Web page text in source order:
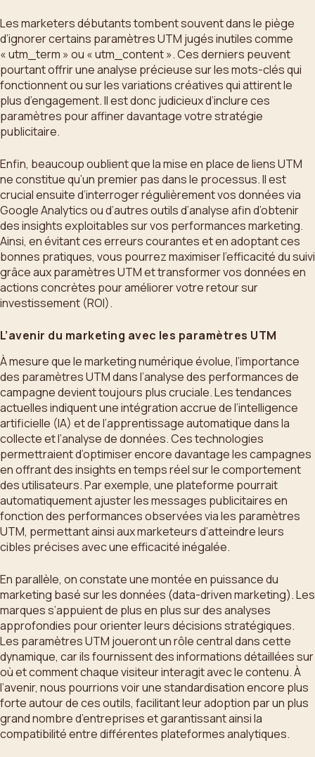
Les marketers débutants tombent souvent dans le piège
d’ignorer certains paramètres UTM jugés inutiles comme
« utm_term » ou « utm_content ». Ces derniers peuvent
pourtant offrir une analyse précieuse sur les mots-clés qui
fonctionnent ou sur les variations créatives qui attirent le
plus d’engagement. Il est donc judicieux d’inclure ces
paramètres pour affiner davantage votre stratégie
publicitaire.
Enfin, beaucoup oublient que la mise en place de liens UTM
ne constitue qu’un premier pas dans le processus. Il est
crucial ensuite d’interroger régulièrement vos données via
Google Analytics ou d’autres outils d’analyse afin d’obtenir
des insights exploitables sur vos performances marketing.
Ainsi, en évitant ces erreurs courantes et en adoptant ces
bonnes pratiques, vous pourrez maximiser l’efficacité du suivi
grâce aux paramètres UTM et transformer vos données en
actions concrètes pour améliorer votre retour sur
investissement (ROI).
L’avenir du marketing avec les paramètres UTM
À mesure que le marketing numérique évolue, l’importance
des paramètres UTM dans l’analyse des performances de
campagne devient toujours plus cruciale. Les tendances
actuelles indiquent une intégration accrue de l’intelligence
artificielle (IA) et de l’apprentissage automatique dans la
collecte et l’analyse de données. Ces technologies
permettraient d’optimiser encore davantage les campagnes
en offrant des insights en temps réel sur le comportement
des utilisateurs. Par exemple, une plateforme pourrait
automatiquement ajuster les messages publicitaires en
fonction des performances observées via les paramètres
UTM, permettant ainsi aux marketeurs d’atteindre leurs
cibles précises avec une efficacité inégalée.
En parallèle, on constate une montée en puissance du
marketing basé sur les données (data-driven marketing). Les
marques s’appuient de plus en plus sur des analyses
approfondies pour orienter leurs décisions stratégiques.
Les paramètres UTM joueront un rôle central dans cette
dynamique, car ils fournissent des informations détaillées sur
où et comment chaque visiteur interagit avec le contenu. À
l’avenir, nous pourrions voir une standardisation encore plus
forte autour de ces outils, facilitant leur adoption par un plus
grand nombre d’entreprises et garantissant ainsi la
compatibilité entre différentes plateformes analytiques.